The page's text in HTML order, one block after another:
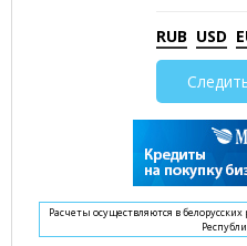
RUB USD
Расчеты осуществляются в белорусских